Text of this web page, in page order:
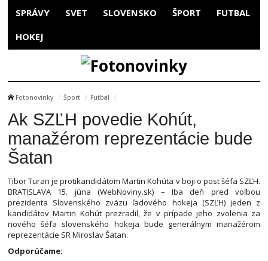
SPRÁVY SVET SLOVENSKO ŠPORT FUTBAL
HOKEJ
Fotonovinky Šport Futbal
Ak SZĽH povedie Kohút,
manažérom reprezentácie bude
Šatan
Tibor Turan je protikandidátom Martin Kohúta v boji o post šéfa SZĽH.
BRATISLAVA 15. júna (WebNoviny.sk) – Iba deň pred voľbou
prezidenta Slovenského zväzu ľadového hokeja (SZĽH) jeden z
kandidátov Martin Kohút prezradil, že v prípade jeho zvolenia za
nového šéfa slovenského hokeja bude generálnym manažérom
reprezentácie SR Miroslav Šatan.
Odporúčame: